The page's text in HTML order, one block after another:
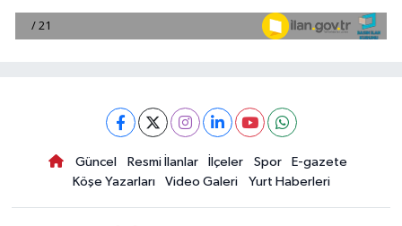
Güncel Resmi İlanlar İlçeler Spor
E-gazete
Köşe Yazarları
Video Galeri Yurt Haberleri